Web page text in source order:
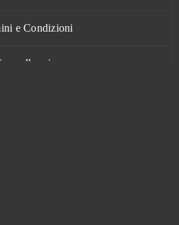
e Condizioni
sulla privacy